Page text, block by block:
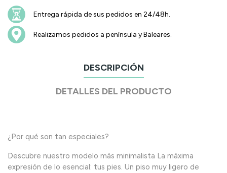
Entrega rápida de sus pedidos en 24/48h.
Realizamos pedidos a península y Baleares.
DESCRIPCIÓN
DETALLES DEL PRODUCTO
¿Por qué son tan especiales?
Descubre nuestro modelo más minimalista La máxima
expresión de lo esencial: tus pies. Un piso muy ligero de